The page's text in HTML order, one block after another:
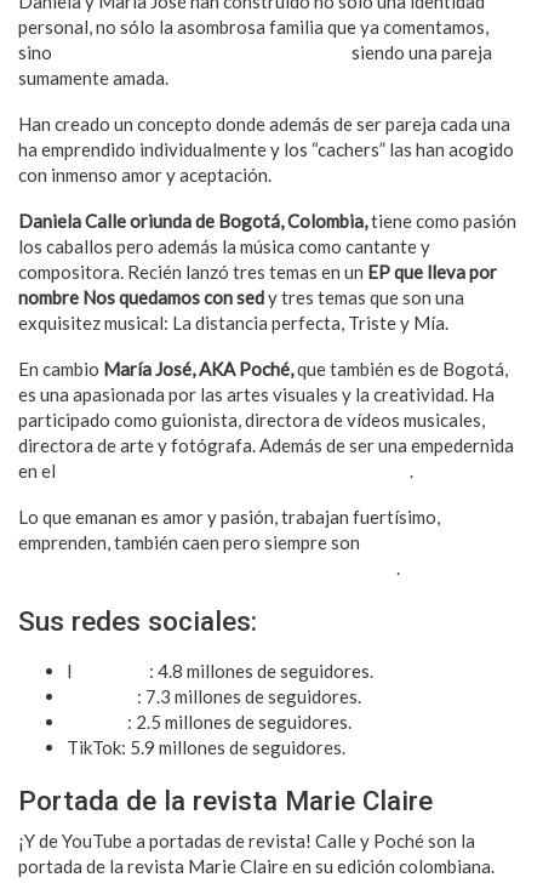
personal, no sólo la asombrosa familia que ya comentamos,
sino
siendo una pareja
sumamente amada.
Han creado un concepto donde además de ser pareja cada una
ha emprendido individualmente y los “cachers” las han acogido
con inmenso amor y aceptación.
Daniela Calle oriunda de Bogotá, Colombia,tiene como pasión
los caballos pero además la música como cantante y
compositora. Recién lanzó tres temas en un EP que lleva por
nombre Nos quedamos con sedy tres temas que son una
exquisitez musical: La distancia perfecta, Triste y Mía.
En cambio María José, AKA Poché,que también es de Bogotá,
es una apasionada por las artes visuales y la creatividad. Ha
participado como guionista, directora de vídeos musicales,
directora de arte y fotógrafa. Además de ser una empedernida
en el
.
Lo que emanan es amor y pasión, trabajan fuertísimo,
emprenden, también caen pero siempre son
.
Sus redes sociales:
I
: 4.8 millones de seguidores.
: 7.3 millones de seguidores.
: 2.5 millones de seguidores.
TikTok: 5.9 millones de seguidores.
Portada de la revista Marie Claire
¡Y de YouTube a portadas de revista! Calle y Poché son la
portada de la revista Marie Claire en su edición colombiana.